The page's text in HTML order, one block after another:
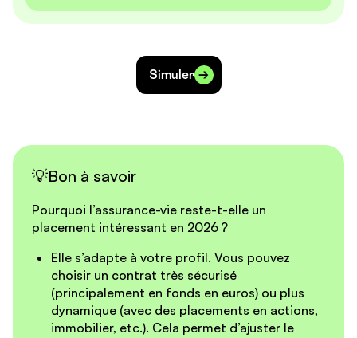
Simuler
💡Bon à savoir
Pourquoi l’assurance-vie reste-t-elle un
placement intéressant en 2026 ?
Elle s’adapte à votre profil. Vous pouvez
choisir un contrat très sécurisé
(principalement en fonds en euros) ou plus
dynamique (avec des placements en actions,
immobilier, etc.). Cela permet d’ajuster le